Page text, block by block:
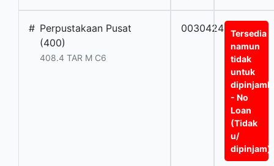
# Perpustakaan Pusat
(400)
408.4 TAR M C6
0030424BTTersedia
namun
tidak
untuk
- No
Loan
(Tidak
u/
dipinjam)